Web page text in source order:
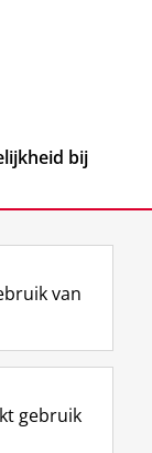
bij
I
n
t
Y
o
T
van
gebruik